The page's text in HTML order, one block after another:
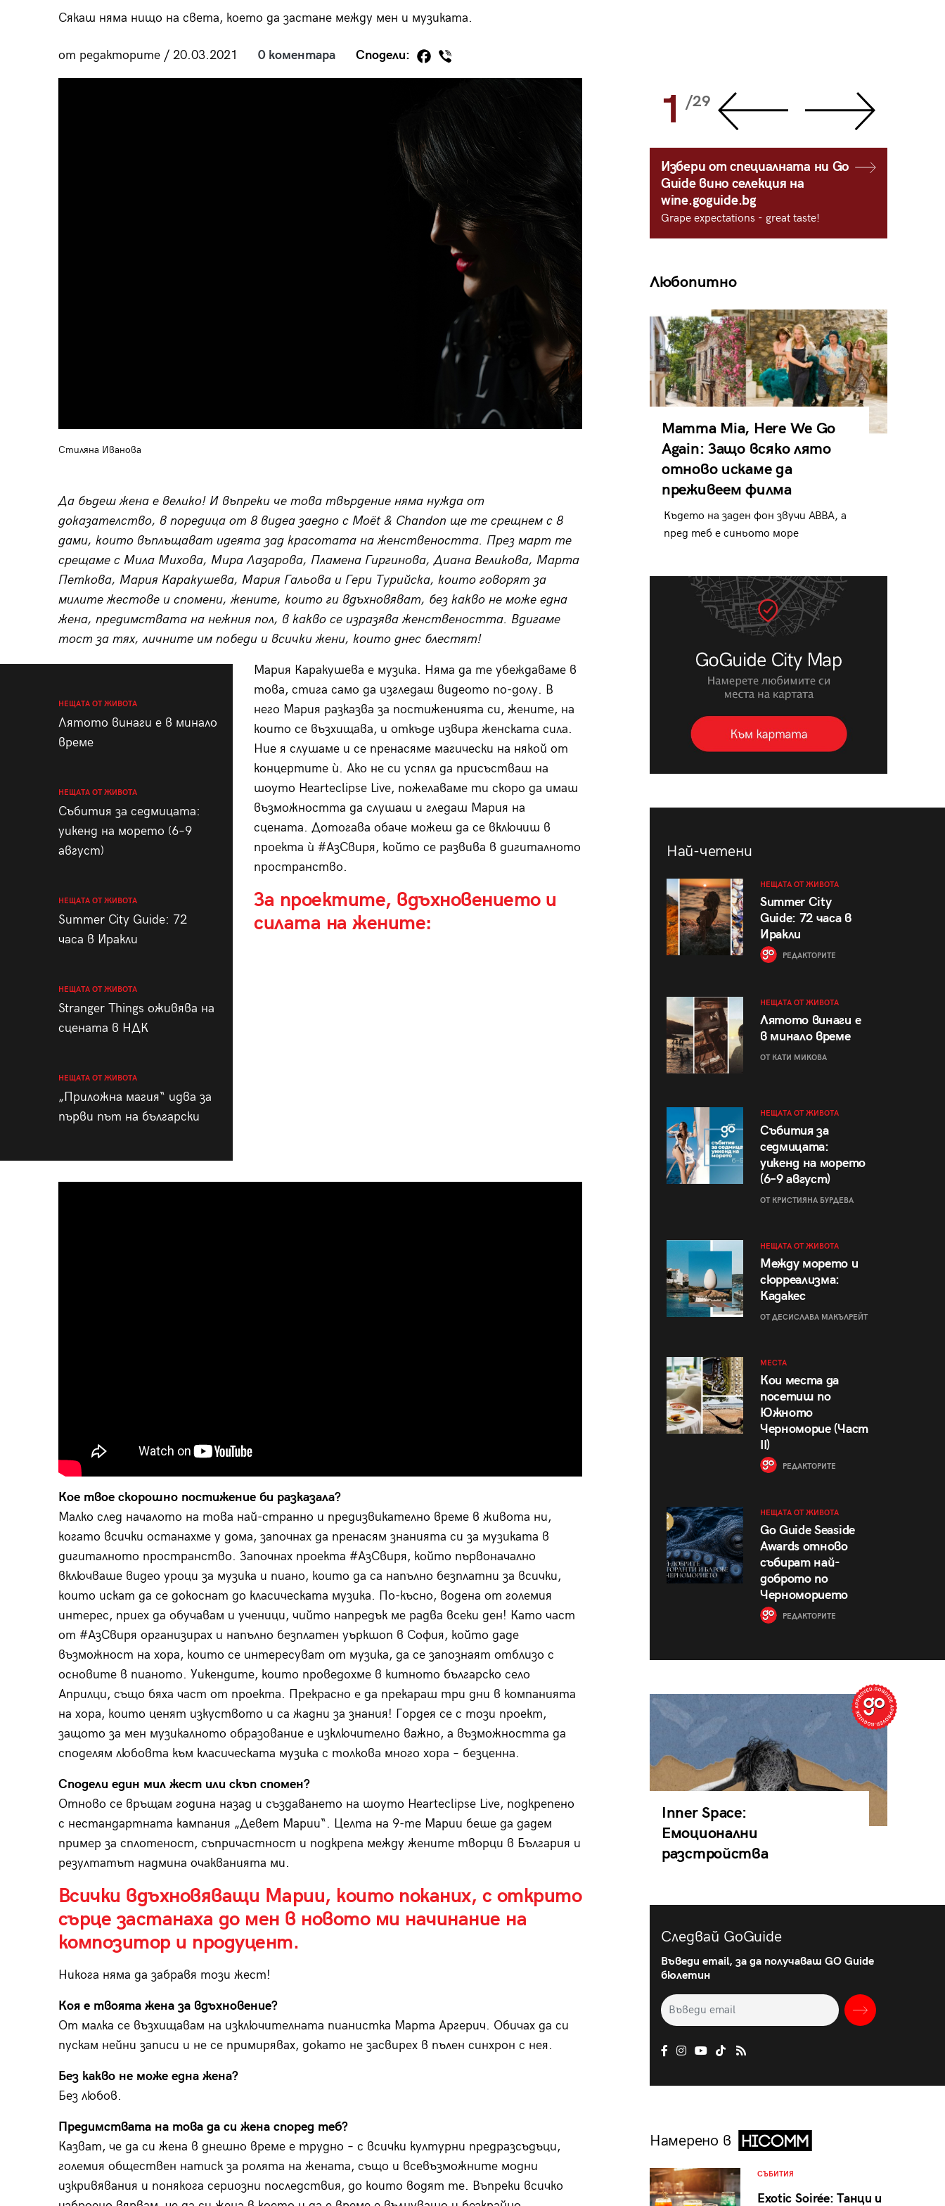
Сякаш няма нищо на света, което да застане между мен и музиката.
от редакторите / 20.03.2021 0 коментара Сподели:
Стиляна Иванова
Да бъдеш жена е велико! И въпреки че това твърдение няма нужда от
доказателство, в поредица от 8 видеа заедно с Moët & Chandon ще те срещнем с 8
дами, които въплъщават идеята зад красотата на женствеността. През март те
срещаме с Мила Михова, Мира Лазарова, Пламена Гиргинова, Диана Великова, Марта
Петкова, Мария Каракушева, Мария Гальова и Гери Турийска, които говорят за
милите жестове и спомени, жените, които ги вдъхновяват, без какво не може една
жена, предимствата на нежния пол, в какво се изразява женствеността. Вдигаме
тост за тях, личните им победи и всички жени, които днес блестят!
НЕЩАТА ОТ ЖИВОТА
Лятото винаги е в минало
време
НЕЩАТА ОТ ЖИВОТА
Събития за седмицата:
уикенд на морето (6–9
август)
НЕЩАТА ОТ ЖИВОТА
Summer City Guide: 72
часа в Иракли
НЕЩАТА ОТ ЖИВОТА
Stranger Things оживява на
сцената в НДК
НЕЩАТА ОТ ЖИВОТА
„Приложна магия“ идва за
първи път на български
Мария Каракушева е музика. Няма да те убеждаваме в
това, стига само да изгледаш видеото по-долу. В
него Мария разказва за постиженията си, жените, на
които се възхищава, и откъде извира женската сила.
Ние я слушаме и се пренасяме магически на някой от
концертите ѝ. Ако не си успял да присъстваш на
шоуто Hearteclipse Live, пожелаваме ти скоро да имаш
възможността да слушаш и гледаш Мария на
сцената. Дотогава обаче можеш да се включиш в
проекта ѝ #АзСвиря, който се развива в дигиталното
пространство.
За проектите, вдъхновението и
силата на жените:
Кое твое скорошно постижение би разказала?
Малко след началото на това най-странно и предизвикателно време в живота ни,
когато всички останахме у дома, започнах да пренасям знанията си за музиката в
дигиталното пространство. Започнах проекта #АзСвиря, който първоначално
включваше видео уроци за музика и пиано, които да са напълно безплатни за всички,
които искат да се докоснат до класическата музика. По-късно, водена от големия
интерес, приех да обучавам и ученици, чийто напредък ме радва всеки ден! Като част
от #АзСвиря организирах и напълно безплатен уъркшоп в София, който даде
възможност на хора, които се интересуват от музика, да се запознаят отблизо с
основите в пианото. Уикендите, които проведохме в китното българско село
Априлци, също бяха част от проекта. Прекрасно е да прекараш три дни в компанията
на хора, които ценят изкуството и са жадни за знания! Гордея се с този проект,
защото за мен музикалното образование е изключително важно, а възможността да
споделям любовта към класическата музика с толкова много хора – безценна.
Сподели един мил жест или скъп спомен?
Отново се връщам година назад и създаването на шоуто Hearteclipse Live, подкрепено
с нестандартната кампания „Девет Марии“. Целта на 9-те Марии беше да дадем
пример за сплотеност, съпричастност и подкрепа между жените творци в България и
резултатът надмина очакванията ми.
Всички вдъхновяващи Марии, които поканих, с открито
сърце застанаха до мен в новото ми начинание на
композитор и продуцент.
Никога няма да забравя този жест!
Коя е твоята жена за вдъхновение?
От малка се възхищавам на изключителната пианистка Марта Аргерич. Обичах да си
пускам нейни записи и не се примирявах, докато не засвирех в пълен синхрон с нея.
Без какво не може една жена?
Без любов.
Предимствата на това да си жена според теб?
Казват, че да си жена в днешно време е трудно – с всички културни предразсъдъци,
големия обществен натиск за ролята на жената, също и всевъзможните модни
изкривявания и понякога сериозни последствия, до които водят те. Въпреки всичко
29 /29 1 /29
Избери от специалната ни Go
Guide вино селекция на
wine.goguide.bg
Grape expectations - great taste!
Любопитно
Mamma Mia, Here We Go
Again: Защо всяко лято
отново искаме да
преживеем филма
Където на заден фон звучи ABBA, а
пред теб е синьото море
Най-четени
НЕЩАТА ОТ ЖИВОТА
Summer City
Guide: 72 часа в
Иракли
РЕДАКТОРИТЕ
НЕЩАТА ОТ ЖИВОТА
Лятото винаги е
в минало време
ОТ КАТИ МИКОВА
НЕЩАТА ОТ ЖИВОТА
Събития за
седмицата:
уикенд на морето
(6–9 август)
ОТ КРИСТИЯНА БУРДЕВА
НЕЩАТА ОТ ЖИВОТА
Между морето и
сюрреализма:
Кадакес
ОТ ДЕСИСЛАВА МАКЪЛРЕЙТ
МЕСТА
Кои места да
посетиш по
Южното
Черноморие (Част
II)
РЕДАКТОРИТЕ
НЕЩАТА ОТ ЖИВОТА
Go Guide Seaside
Awards отново
събират най-
доброто по
Черноморието
РЕДАКТОРИТЕ
Inner Space:
Емоционални
разстройства
Следвай GoGuide
Въведи email, за да получаваш GO Guide
бюлетин
Намерено в
СЪБИТИЯ
Exotic Soirée: Танци и